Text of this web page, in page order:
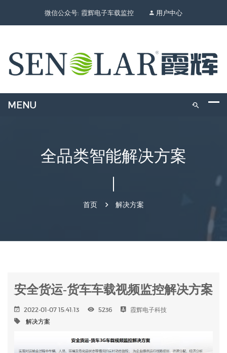
微信公众号: 霞辉电子车载监控 用户中心
全品类智能解决方案
首页 解决方案
安全货运-货车车载视频监控解决方案
2022-01-07 15:41:13 5236
霞辉电子科技
解决方案